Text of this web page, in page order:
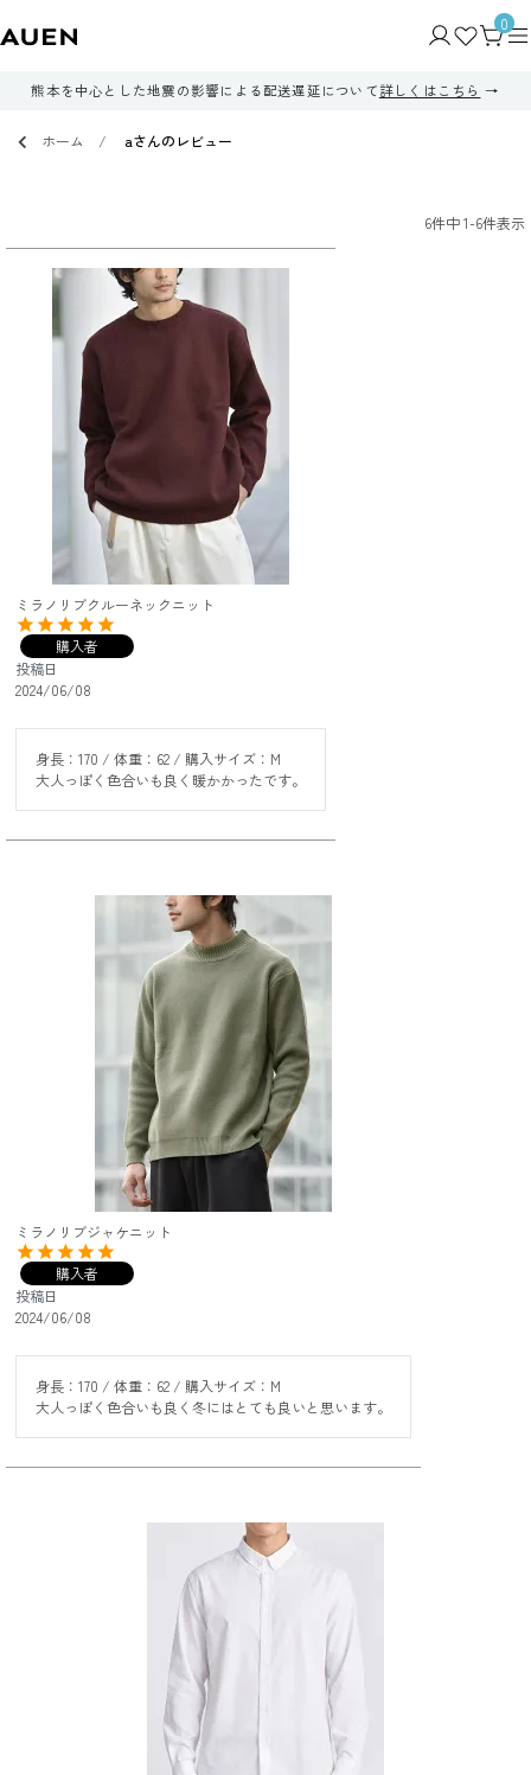
0
熊本を中心とした地震の影響による配送遅延について詳しくはこちら
ホーム aさんのレビュー
6件中1-6件表示
ミラノリブクルーネックニット
購入者
投稿日
2024/06/08
身長：170 / 体重：62 / 購入サイズ：M
大人っぽく色合いも良く暖かかったです。
ミラノリブジャケニット
購入者
投稿日
2024/06/08
身長：170 / 体重：62 / 購入サイズ：M
大人っぽく色合いも良く冬にはとても良いと思います。